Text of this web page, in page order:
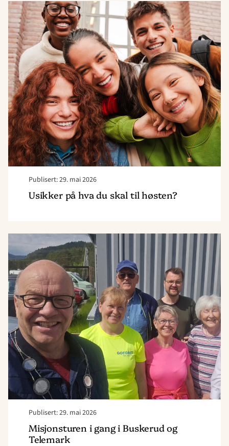
Publisert: 29. mai 2026
Usikker på hva du skal til høsten?
Read
article
"Usikker
på
hva
du
skal
til
høsten?"
Publisert: 29. mai 2026
Misjonsturen i gang i Buskerud og
Telemark
article
"Misjonsturen
gang
i
Buskerud
og
Telemark"